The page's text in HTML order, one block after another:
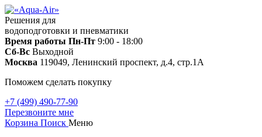
Решения для
водоподготовки и пневматики
Время работы Пн-Пт 9:00 - 18:00
Сб-Вс Выходной
Москва 119049, Ленинский проспект, д.4, стр.1А
Поможем сделать покупку
+7 (499) 490-77-90
Перезвоните мне
Корзина Поиск Меню